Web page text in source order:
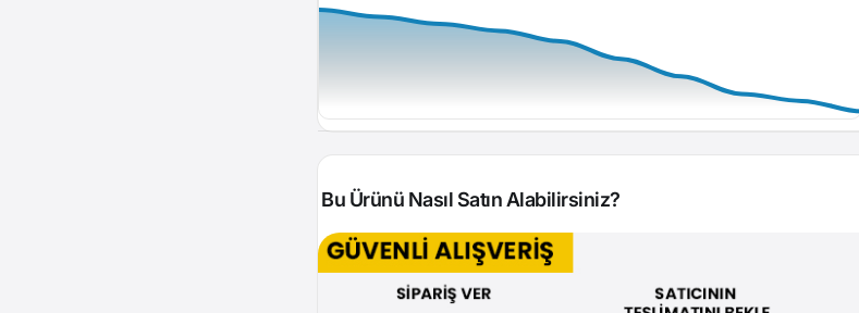
Bu Ürünü Nasıl Satın Alabilirsiniz?